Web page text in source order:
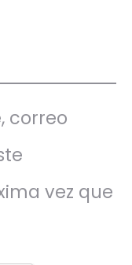
correo
vez que